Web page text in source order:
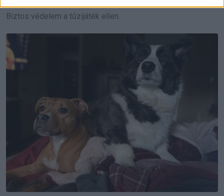
Biztos védelem a tűzijáték ellen.